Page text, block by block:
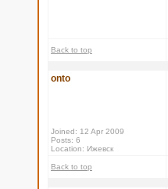
Back to top
onto
Joined: 12 Apr 2009
Posts: 6
Location: Ижевск
Back to top